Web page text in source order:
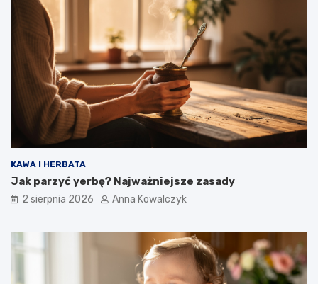
KAWA I HERBATA
Jak parzyć yerbę? Najważniejsze zasady
2 sierpnia 2026 Anna Kowalczyk